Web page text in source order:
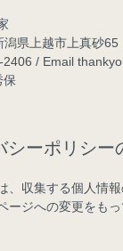
県上越市上真砂65
/ Email
保
シーポリシー
、収集する個人情
ージへの変更をも